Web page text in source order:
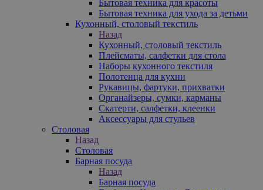
Бытовая техника для красоты
Бытовая техника для ухода за детьми
Кухонный, столовый текстиль
Назад
Кухонный, столовый текстиль
Плейсматы, салфетки для стола
Наборы кухонного текстиля
Полотенца для кухни
Рукавицы, фартуки, прихватки
Органайзеры, сумки, карманы
Скатерти, салфетки, клеенки
Аксессуары для стульев
Столовая
Назад
Столовая
Барная посуда
Назад
Барная посуда